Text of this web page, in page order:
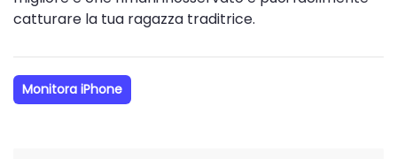
catturare la tua ragazza traditrice.
Monitora iPhone